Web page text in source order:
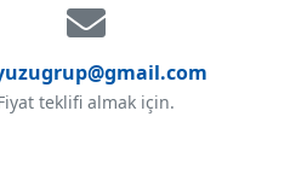
teklifi almak için.